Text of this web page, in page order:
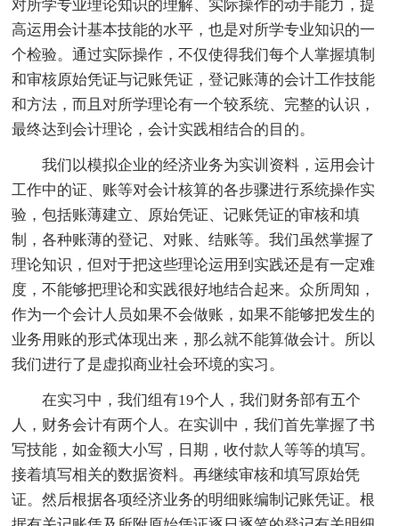
对所学专业理论知识的理解、实际操作的动手能力，提
高运用会计基本技能的水平，也是对所学专业知识的一
个检验。通过实际操作，不仅使得我们每个人掌握填制
和审核原始凭证与记账凭证，登记账薄的会计工作技能
和方法，而且对所学理论有一个较系统、完整的认识，
最终达到会计理论，会计实践相结合的目的。
我们以模拟企业的经济业务为实训资料，运用会计
工作中的证、账等对会计核算的各步骤进行系统操作实
验，包括账薄建立、原始凭证、记账凭证的审核和填
制，各种账薄的登记、对账、结账等。我们虽然掌握了
理论知识，但对于把这些理论运用到实践还是有一定难
度，不能够把理论和实践很好地结合起来。众所周知，
作为一个会计人员如果不会做账，如果不能够把发生的
业务用账的形式体现出来，那么就不能算做会计。所以
我们进行了是虚拟商业社会环境的实习。
在实习中，我们组有19个人，我们财务部有五个
人，财务会计有两个人。在实训中，我们首先掌握了书
写技能，如金额大小写，日期，收付款人等等的填写。
接着填写相关的数据资料。再继续审核和填写原始凭
证。然后根据各项经济业务的明细账编制记账凭证。根